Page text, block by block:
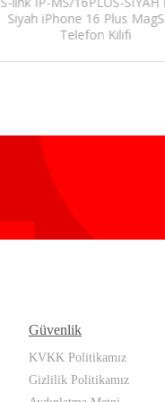
Siyah iPhone 16 Plus
Telefon Kılıfı
Güvenlik
KVKK Politikamız
Gizlilik Politikamız